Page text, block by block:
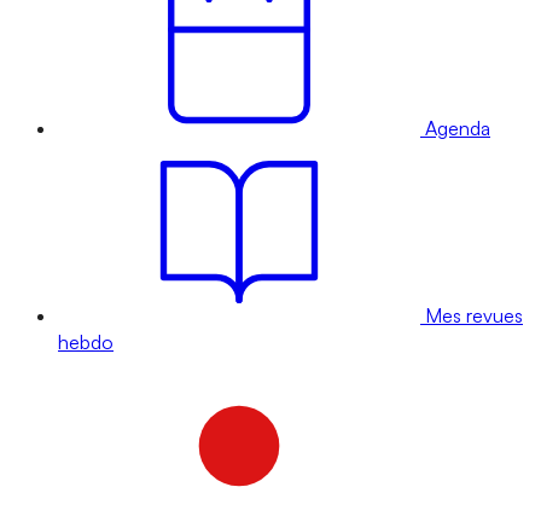
Agenda
Mes revues
hebdo